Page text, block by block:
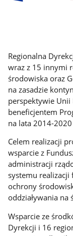
Regionalna
wraz z 15 innymi
środowiska oraz
na zasadzie
perspektywie
beneficjentem
na lata 2014-
Celem realizacji
wsparcie z
administracji
systemu realizacji
ochrony
oddziaływania na
Wsparcie ze
Dyrekcji i 16